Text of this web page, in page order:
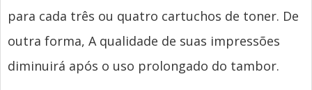
para cada três ou quatro cartuchos de toner. De
outra forma, A qualidade de suas impressões
diminuirá após o uso prolongado do tambor.